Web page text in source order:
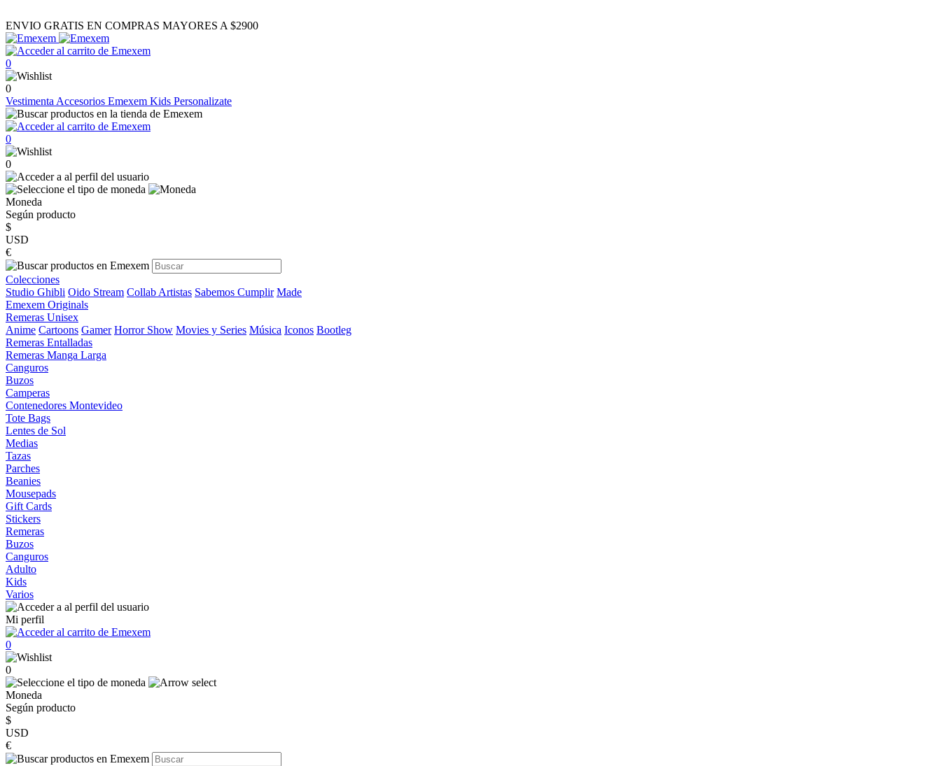
ENVIO GRATIS EN COMPRAS MAYORES A $2900
0
0
Vestimenta Accesorios Emexem Kids Personalizate
0
0
Moneda
Según producto
$
USD
€
Colecciones
Studio Ghibli Oido Stream Collab Artistas Sabemos Cumplir Made
Emexem Originals
Remeras Unisex
Anime Cartoons Gamer Horror Show Movies y Series Música Iconos Bootleg
Remeras Entalladas
Remeras Manga Larga
Canguros
Buzos
Camperas
Contenedores Montevideo
Tote Bags
Lentes de Sol
Medias
Tazas
Parches
Beanies
Mousepads
Gift Cards
Stickers
Remeras
Buzos
Canguros
Adulto
Kids
Varios
Mi perfil
0
0
Moneda
Según producto
$
USD
€